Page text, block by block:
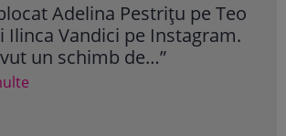
Adelina Pestrițu pe Teo
Ilinca Vandici pe Instagram.
un schimb de…”